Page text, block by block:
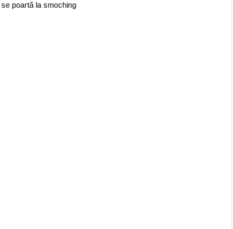
se poartă la smoching